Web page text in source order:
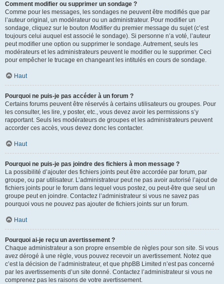
Comment modifier ou supprimer un sondage ?
Comme pour les messages, les sondages ne peuvent être modifiés que par
l’auteur original, un modérateur ou un administrateur. Pour modifier un
sondage, cliquez sur le bouton Modifierdu premier message du sujet (c’est
toujours celui auquel est associé le sondage). Si personne n’a voté, l’auteur
peut modifier une option ou supprimer le sondage. Autrement, seuls les
modérateurs et les administrateurs peuvent le modifier ou le supprimer. Ceci
pour empêcher le trucage en changeant les intitulés en cours de sondage.
Haut
Pourquoi ne puis-je pas accéder à un forum ?
Certains forums peuvent être réservés à certains utilisateurs ou groupes. Pour
les consulter, les lire, y poster, etc., vous devez avoir les permissions s’y
rapportant. Seuls les modérateurs de groupes et les administrateurs peuvent
accorder ces accès, vous devez donc les contacter.
Haut
Pourquoi ne puis-je pas joindre des fichiers à mon message ?
La possibilité d’ajouter des fichiers joints peut être accordée par forum, par
groupe, ou par utilisateur. L’administrateur peut ne pas avoir autorisé l’ajout de
fichiers joints pour le forum dans lequel vous postez, ou peut-être que seul un
groupe peut en joindre. Contactez l’administrateur si vous ne savez pas
pourquoi vous ne pouvez pas ajouter de fichiers joints sur un forum.
Haut
Pourquoi ai-je reçu un avertissement ?
Chaque administrateur a son propre ensemble de règles pour son site. Si vous
avez dérogé à une règle, vous pouvez recevoir un avertissement. Notez que
c’est la décision de l’administrateur, et que phpBB Limited n’est pas concerné
par les avertissements d’un site donné. Contactez l’administrateur si vous ne
comprenez pas les raisons de votre avertissement.